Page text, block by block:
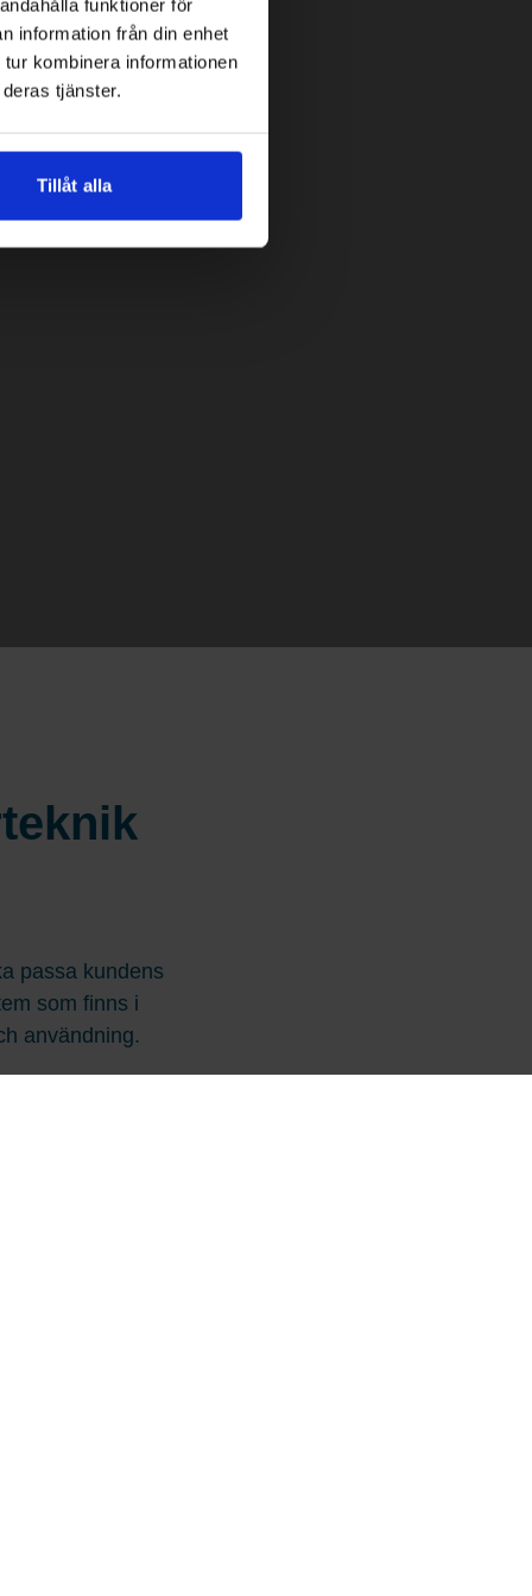
funktioner för
information från din enhet
kombinera informationen
tjänster.
Tillåt alla
passa kundens
som finns i
användning.